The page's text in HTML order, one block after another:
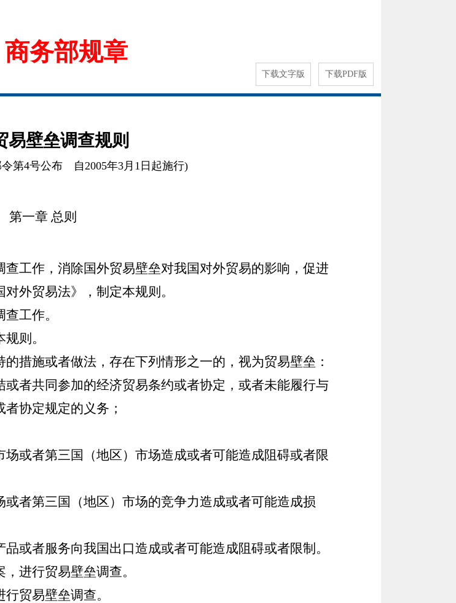
商务部规章
下载文字版 下载PDF版
易壁垒调查规则
令第4号公布 自2005年3月1日起施行)
第一章 总则
工作，消除国外贸易壁垒对我国对外贸易的影响，促进
外贸易法》，制定本规则。
工作。
则。
措施或者做法，存在下列情形之一的，视为贸易壁垒：
或者共同参加的经济贸易条约或者协定，或者未能履行与
协定规定的义务；
或者第三国（地区）市场造成或者可能造成阻碍或者限
者第三国（地区）市场的竞争力造成或者可能造成损
或者服务向我国出口造成或者可能造成阻碍或者限制。
进行贸易壁垒调查。
贸易壁垒调查。